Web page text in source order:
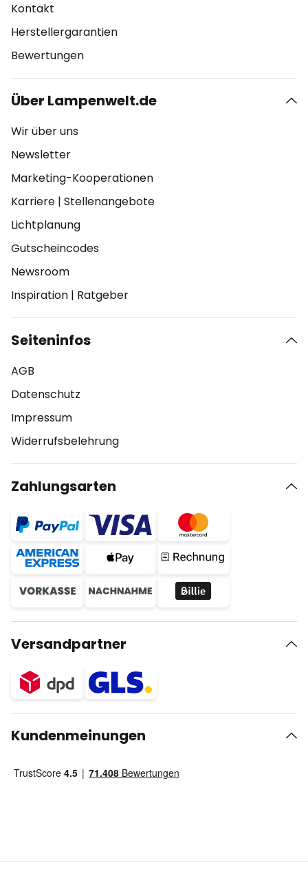
Kontakt
Herstellergarantien
Bewertungen
Über Lampenwelt.de
Wir über uns
Newsletter
Marketing-Kooperationen
Karriere | Stellenangebote
Lichtplanung
Gutscheincodes
Newsroom
Inspiration | Ratgeber
Seiteninfos
AGB
Datenschutz
Impressum
Widerrufsbelehrung
Zahlungsarten
Versandpartner
Kundenmeinungen